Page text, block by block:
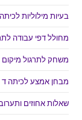
בעיות מילוליות
מחולל דפי עבודה
משחק לתרגול
מבחן אמצע לכיתה ד
שאלות אחוזים